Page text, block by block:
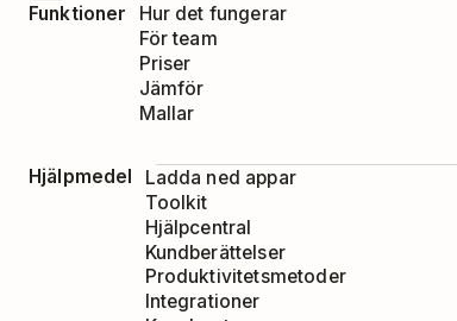
Funktioner
Hur det fungerar
För team
Priser
Jämför
Mallar
Hjälpmedel
Ladda ned appar
Toolkit
Hjälpcentral
Kundberättelser
Produktivitetsmetoder
Integrationer